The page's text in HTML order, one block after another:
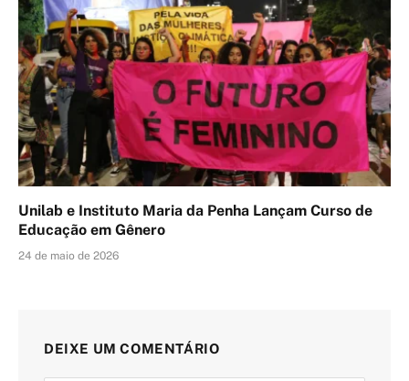
Unilab e Instituto Maria da Penha Lançam Curso de
Educação em Gênero
24 de maio de 2026
DEIXE UM COMENTÁRIO